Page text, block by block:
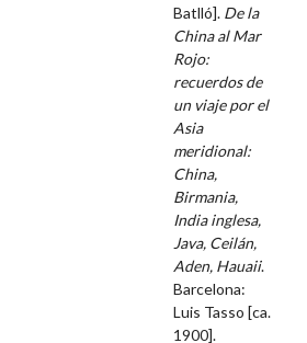
Batlló]. De la
China al Mar
Rojo:
recuerdos de
un viaje por el
Asia
meridional:
China,
Birmania,
India inglesa,
Java, Ceilán,
Aden, Hauaii.
Barcelona:
Luis Tasso [ca.
1900].